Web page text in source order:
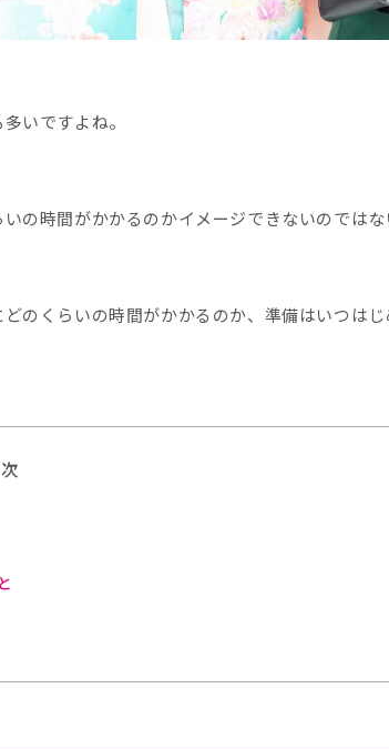
いですよね。
の時間がかかるのかイメージできないのではな
のくらいの時間がかかるのか、準備はいつは